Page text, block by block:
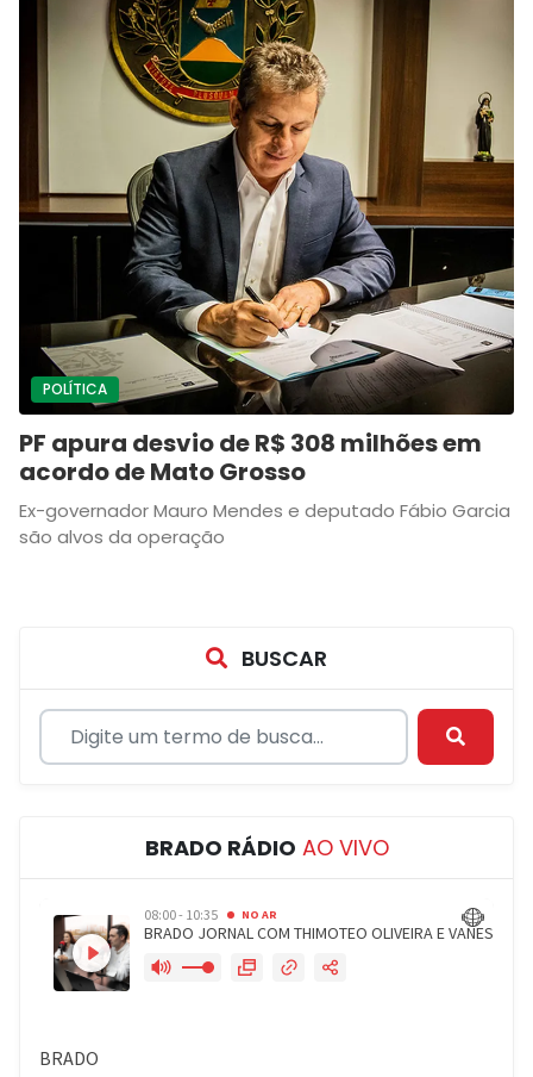
POLÍTICA
PF apura desvio de R$ 308 milhões em
acordo de Mato Grosso
Ex-governador Mauro Mendes e deputado Fábio Garcia
são alvos da operação
BUSCAR
BRADO RÁDIO AO VIVO